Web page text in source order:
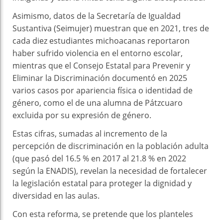
Asimismo, datos de la Secretaría de Igualdad
Sustantiva (Seimujer) muestran que en 2021, tres de
cada diez estudiantes michoacanas reportaron
haber sufrido violencia en el entorno escolar,
mientras que el Consejo Estatal para Prevenir y
Eliminar la Discriminación documentó en 2025
varios casos por apariencia física o identidad de
género, como el de una alumna de Pátzcuaro
excluida por su expresión de género.
Estas cifras, sumadas al incremento de la
percepción de discriminación en la población adulta
(que pasó del 16.5 % en 2017 al 21.8 % en 2022
según la ENADIS), revelan la necesidad de fortalecer
la legislación estatal para proteger la dignidad y
diversidad en las aulas.
Con esta reforma, se pretende que los planteles